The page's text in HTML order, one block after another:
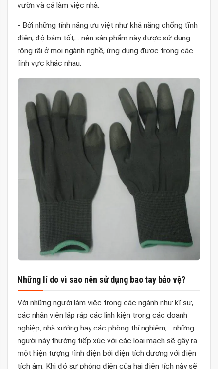
vườn và cả làm việc nhà.
- Bởi những tính năng ưu việt như khả năng chống tĩnh
điện, độ bám tốt,... nên sản phẩm này được sử dụng
rộng rãi ở mọi ngành nghề, ứng dụng được trong các
lĩnh vực khác nhau.
Những lí do vì sao nên sử dụng bao tay bảo vệ?
Với những người làm việc trong các ngành như kĩ sư,
các nhân viên lắp ráp các linh kiện trong các doanh
nghiệp, nhà xưởng hay các phòng thí nghiệm,... những
người này thường tiếp xúc với các loại mạch sẽ gây ra
một hiện tượng tĩnh điện bởi điện tích dương với điện
tích âm. Khi đó sự phóng điện của hai điện tích này sẽ